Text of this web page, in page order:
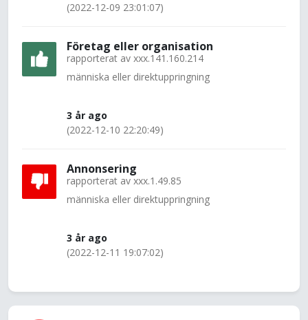
(2022-12-09 23:01:07)
Företag eller organisation
rapporterat av xxx.141.160.214
människa eller direktuppringning
3 år ago
(2022-12-10 22:20:49)
Annonsering
rapporterat av xxx.1.49.85
människa eller direktuppringning
3 år ago
(2022-12-11 19:07:02)